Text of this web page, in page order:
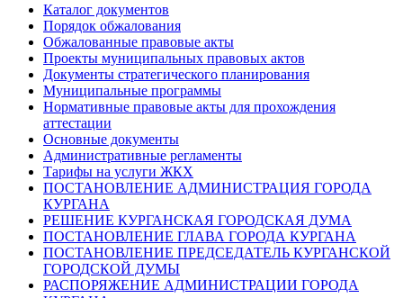
Каталог документов
Порядок обжалования
Обжалованные правовые акты
Проекты муниципальных правовых актов
Документы стратегического планирования
Муниципальные программы
Нормативные правовые акты для прохождения
аттестации
Основные документы
Административные регламенты
Тарифы на услуги ЖКХ
ПОСТАНОВЛЕНИЕ АДМИНИСТРАЦИЯ ГОРОДА
КУРГАНА
РЕШЕНИЕ КУРГАНСКАЯ ГОРОДСКАЯ ДУМА
ПОСТАНОВЛЕНИЕ ГЛАВА ГОРОДА КУРГАНА
ПОСТАНОВЛЕНИЕ ПРЕДСЕДАТЕЛЬ КУРГАНСКОЙ
ГОРОДСКОЙ ДУМЫ
РАСПОРЯЖЕНИЕ АДМИНИСТРАЦИИ ГОРОДА